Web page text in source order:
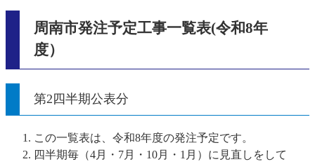
周南市発注予定工事一覧表(令和8年
度）
第2四半期公表分
この一覧表は、令和8年度の発注予定です。
四半期毎（4月・7月・10月・1月）に見直しをして